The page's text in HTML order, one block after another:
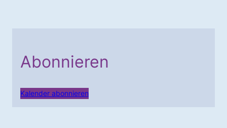
Abonnieren
Kalender abonnieren